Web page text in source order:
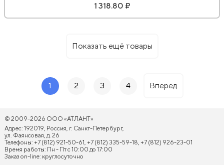
1 318.80 ₽
Показать ещё товары
1 2 3 4 Вперед
© 2009-2026 ООО «АТЛАНТ»
Адрес: 192019, Россия, г. Санкт-Петербург,
ул. Фаянсовая, д. 26
Телефоны: +7 (812) 921-50-61, +7 (812) 335-59-18, +7 (812) 926-23-01
Время работы: Пн - Пт с 10:00 до 17:00
Заказ on-line: круглосуточно